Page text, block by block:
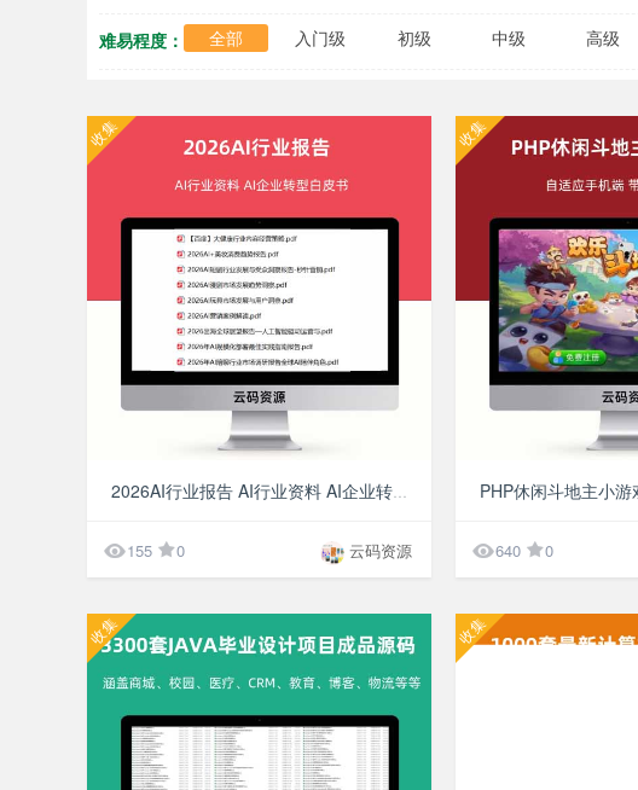
难易程度： 全部 入门级 初级 中级 高级
收集
155 0 云码资源
收集
640 0
收集 收集